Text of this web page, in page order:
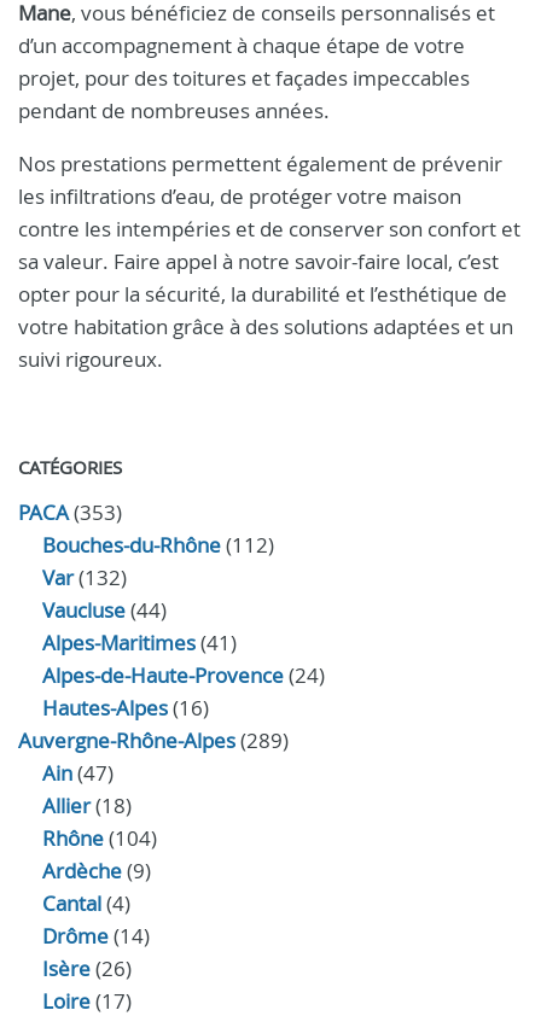
Mane, vous bénéficiez de conseils personnalisés et
d’un accompagnement à chaque étape de votre
projet, pour des toitures et façades impeccables
pendant de nombreuses années.
Nos prestations permettent également de prévenir
les infiltrations d’eau, de protéger votre maison
contre les intempéries et de conserver son confort et
sa valeur. Faire appel à notre savoir-faire local, c’est
opter pour la sécurité, la durabilité et l’esthétique de
votre habitation grâce à des solutions adaptées et un
suivi rigoureux.
CATÉGORIES
PACA(353)
Bouches-du-Rhône(112)
Var(132)
Vaucluse(44)
Alpes-Maritimes(41)
Alpes-de-Haute-Provence(24)
Hautes-Alpes(16)
Auvergne-Rhône-Alpes(289)
Ain(47)
Allier(18)
Rhône(104)
Ardèche(9)
Cantal(4)
Drôme(14)
Isère(26)
Loire(17)